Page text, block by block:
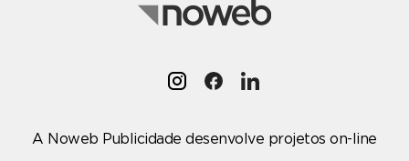
A Noweb Publicidade desenvolve projetos on-line